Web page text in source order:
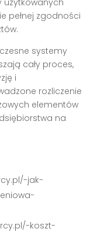
pełnej zgodności
systemy
cały proces,
i
rozliczenie
elementów
na
jak-
koszt-